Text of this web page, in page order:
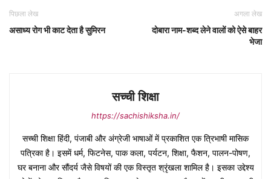
पिछला लेख
असाध्य रोग भी काट देता है सुमिरन
अगला लेख
दोबारा नाम-शब्द लेने वालों को ऐसे बाहर
भेजा
सच्ची शिक्षा
https://sachishiksha.in/
सच्ची शिक्षा हिंदी, पंजाबी और अंग्रेजी भाषाओं में प्रकाशित एक त्रिभाषी मासिक
पत्रिका है। इसमें धर्म, फिटनेस, पाक कला, पर्यटन, शिक्षा, फैशन, पालन-पोषण,
घर बनाना और सौंदर्य जैसे विषयों की एक विस्तृत श्रृंखला शामिल है। इसका उद्देश्य